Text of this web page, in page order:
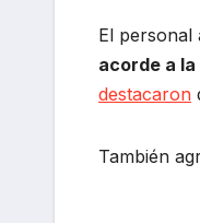
El personal
acorde a
destacaron
También